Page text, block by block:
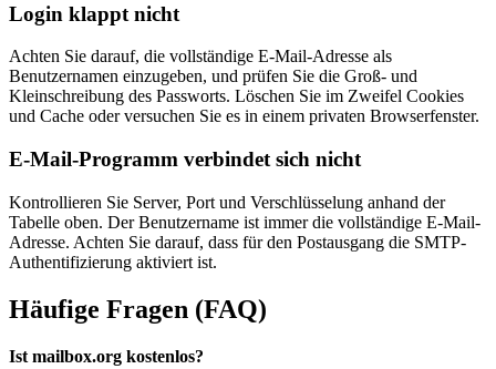
Login klappt nicht
Achten Sie darauf, die vollständige E-Mail-Adresse als
Benutzernamen einzugeben, und prüfen Sie die Groß- und
Kleinschreibung des Passworts. Löschen Sie im Zweifel Cookies
und Cache oder versuchen Sie es in einem privaten Browserfenster.
E-Mail-Programm verbindet sich nicht
Kontrollieren Sie Server, Port und Verschlüsselung anhand der
Tabelle oben. Der Benutzername ist immer die vollständige E-Mail-
Adresse. Achten Sie darauf, dass für den Postausgang die SMTP-
Authentifizierung aktiviert ist.
Häufige Fragen (FAQ)
Ist mailbox.org kostenlos?